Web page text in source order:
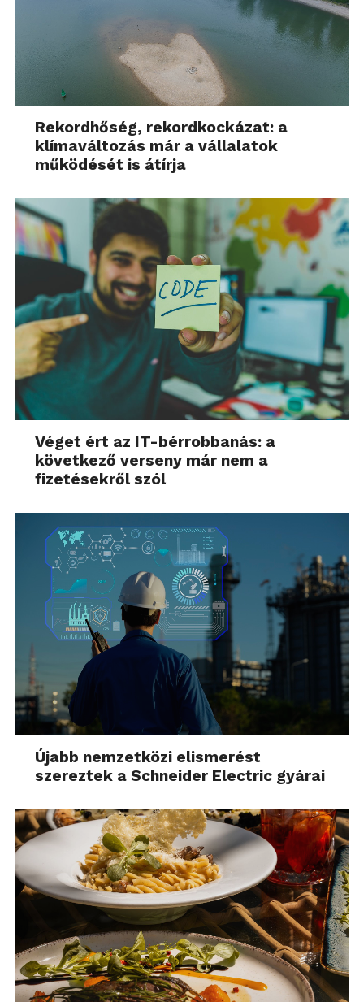
Rekordhőség, rekordkockázat: a
klímaváltozás már a vállalatok
működését is átírja
Véget ért az IT-bérrobbanás: a
következő verseny már nem a
fizetésekről szól
Újabb nemzetközi elismerést
szereztek a Schneider Electric gyárai